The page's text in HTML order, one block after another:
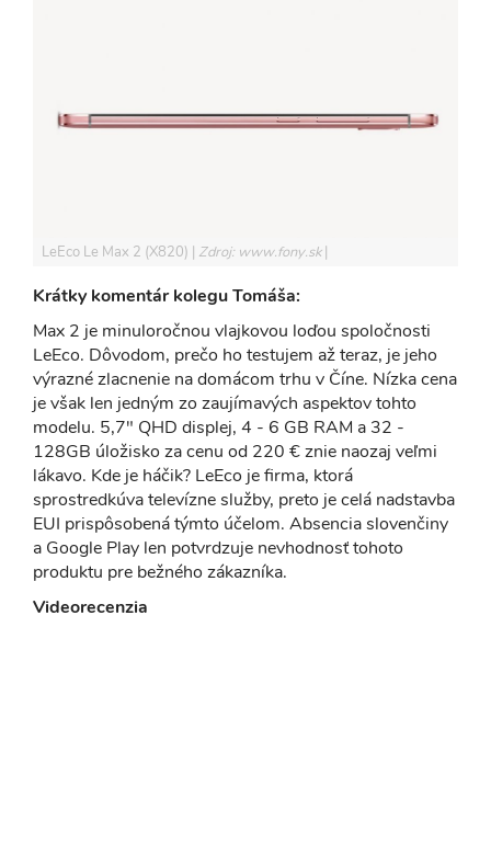
LeEco Le Max 2 (X820) Zdroj: www.fony.sk
Krátky komentár kolegu Tomáša:
Max 2 je minuloročnou vlajkovou loďou spoločnosti
LeEco. Dôvodom, prečo ho testujem až teraz, je jeho
výrazné zlacnenie na domácom trhu v Číne. Nízka cena
je však len jedným zo zaujímavých aspektov tohto
modelu. 5,7" QHD displej, 4 - 6 GB RAM a 32 -
128GB úložisko za cenu od 220 € znie naozaj veľmi
lákavo. Kde je háčik? LeEco je firma, ktorá
sprostredkúva televízne služby, preto je celá nadstavba
EUI prispôsobená týmto účelom. Absencia slovenčiny
a Google Play len potvrdzuje nevhodnosť tohoto
produktu pre bežného zákazníka.
Videorecenzia